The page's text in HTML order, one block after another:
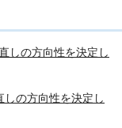
しの方向性を決定し
しの方向性を決定し